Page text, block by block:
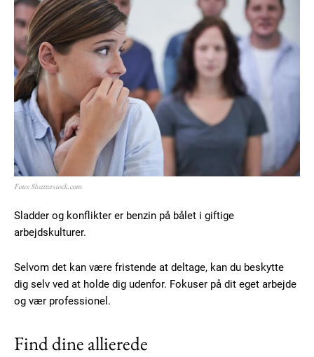
Foto: Shutterstock.com
Sladder og konflikter er benzin på bålet i giftige
arbejdskulturer.
Selvom det kan være fristende at deltage, kan du beskytte
dig selv ved at holde dig udenfor. Fokuser på dit eget arbejde
og vær professionel.
Find dine allierede